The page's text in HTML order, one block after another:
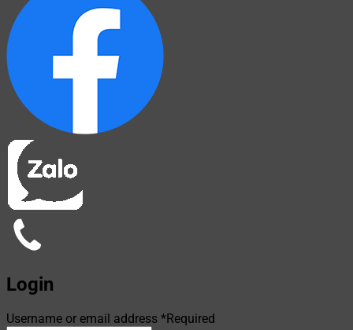
Login
Username or email address *Required